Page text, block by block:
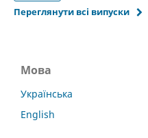
Переглянути всі випуски
Мова
Українська
English